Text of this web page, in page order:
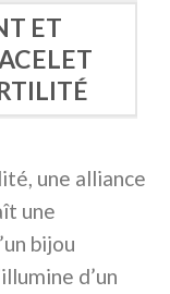
ET
une alliance
une
bijou
d’un